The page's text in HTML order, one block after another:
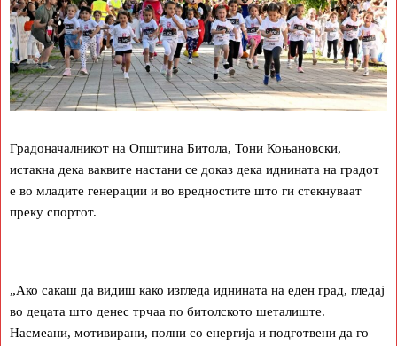
Градоначалникот на Општина Битола, Тони Коњановски,
истакна дека ваквите настани се доказ дека иднината на градот
е во младите генерации и во вредностите што ги стекнуваат
преку спортот.
„Ако сакаш да видиш како изгледа иднината на еден град, гледај
во децата што денес трчаа по битолското шеталиште.
Насмеани, мотивирани, полни со енергија и подготвени да го